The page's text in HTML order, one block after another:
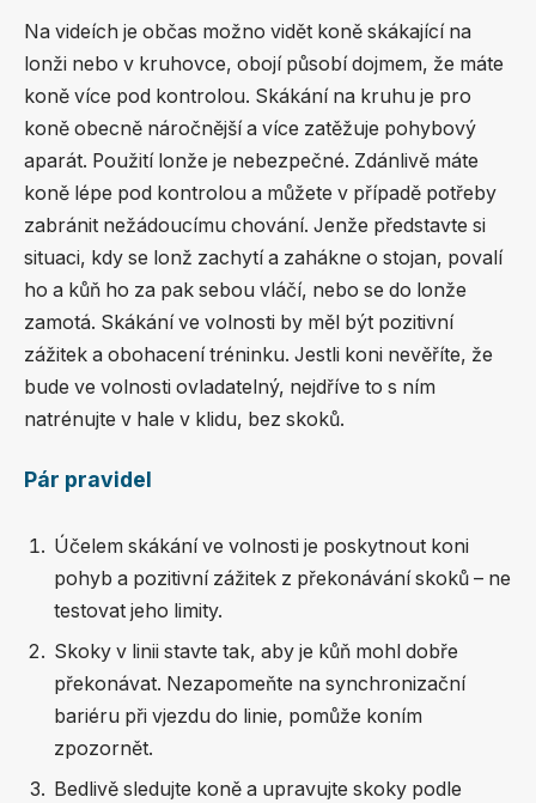
Na videích je občas možno vidět koně skákající na
lonži nebo v kruhovce, obojí působí dojmem, že máte
koně více pod kontrolou. Skákání na kruhu je pro
koně obecně náročnější a více zatěžuje pohybový
aparát. Použití lonže je nebezpečné. Zdánlivě máte
koně lépe pod kontrolou a můžete v případě potřeby
zabránit nežádoucímu chování. Jenže představte si
situaci, kdy se lonž zachytí a zahákne o stojan, povalí
ho a kůň ho za pak sebou vláčí, nebo se do lonže
zamotá. Skákání ve volnosti by měl být pozitivní
zážitek a obohacení tréninku. Jestli koni nevěříte, že
bude ve volnosti ovladatelný, nejdříve to s ním
natrénujte v hale v klidu, bez skoků.
Pár pravidel
Účelem skákání ve volnosti je poskytnout koni
pohyb a pozitivní zážitek z překonávání skoků – ne
testovat jeho limity.
Skoky v linii stavte tak, aby je kůň mohl dobře
překonávat. Nezapomeňte na synchronizační
bariéru při vjezdu do linie, pomůže koním
zpozornět.
Bedlivě sledujte koně a upravujte skoky podle